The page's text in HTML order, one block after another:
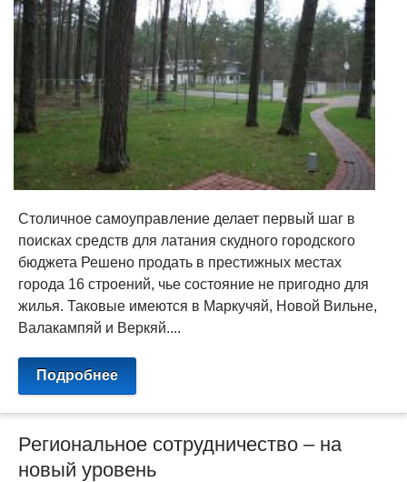
Столичное самоуправление делает первый шаг в
поисках средств для латания скудного городского
бюджета Решено продать в престижных местах
города 16 строений, чье состояние не пригодно для
жилья. Таковые имеются в Маркучяй, Новой Вильне,
Валакампяй и Веркяй....
Подробнее
Региональное сотрудничество – на
новый уровень